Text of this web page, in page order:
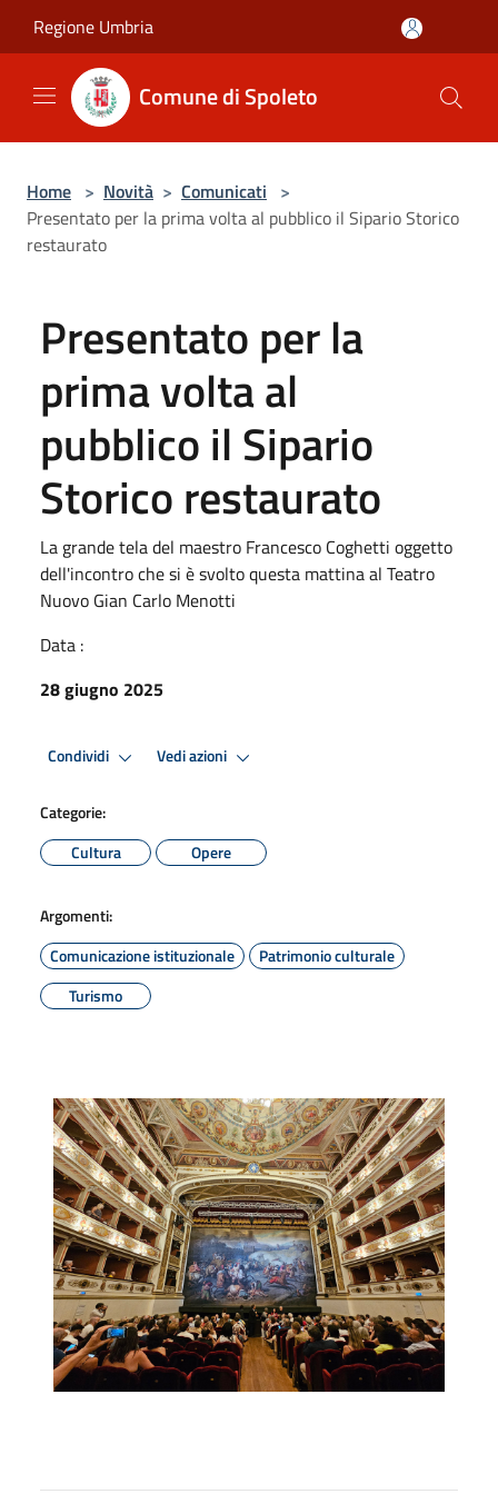
Regione Umbria
Comune di Spoleto
Home > Novità > Comunicati >
Presentato per la prima volta al pubblico il Sipario Storico
restaurato
Presentato per la
prima volta al
pubblico il Sipario
Storico restaurato
La grande tela del maestro Francesco Coghetti oggetto
dell'incontro che si è svolto questa mattina al Teatro
Nuovo Gian Carlo Menotti
Data :
28 giugno 2025
Condividi Vedi azioni
Categorie:
Cultura
Opere
Argomenti:
Comunicazione istituzionale
Patrimonio culturale
Turismo